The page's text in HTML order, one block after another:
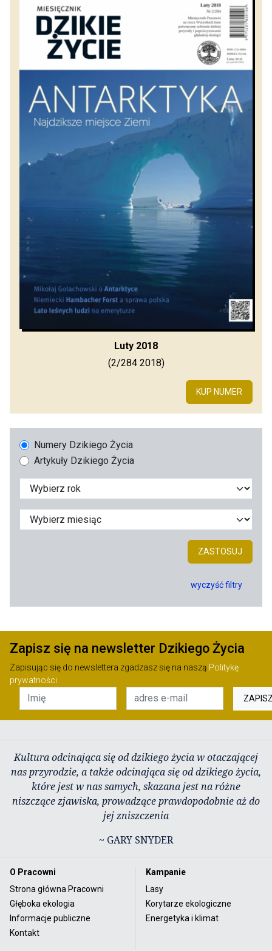
Luty 2018
(2/284 2018)
KUP NUMER
Numery Dzikiego Życia
Artykuły Dzikiego Życia
ZASTOSUJ
wyczyść filtry
Zapisz się na newsletter Dzikiego Życia
Zapisując się do newslettera zgadzasz się na naszą Politykę
prywatności
Kultura odcinająca się od dzikiego życia w otaczającej
nas przyrodzie, a także odcinająca się od dzikiego życia,
które jest w nas samych, skazana jest na różne
niszczące zjawiska, prowadzące prawdopodobnie aż do
jej zniszczenia
~ GARY SNYDER
O Pracowni
Strona główna Pracowni
Głęboka ekologia
Informacje publiczne
Kontakt
Kampanie
Lasy
Korytarze ekologiczne
Energetyka i klimat